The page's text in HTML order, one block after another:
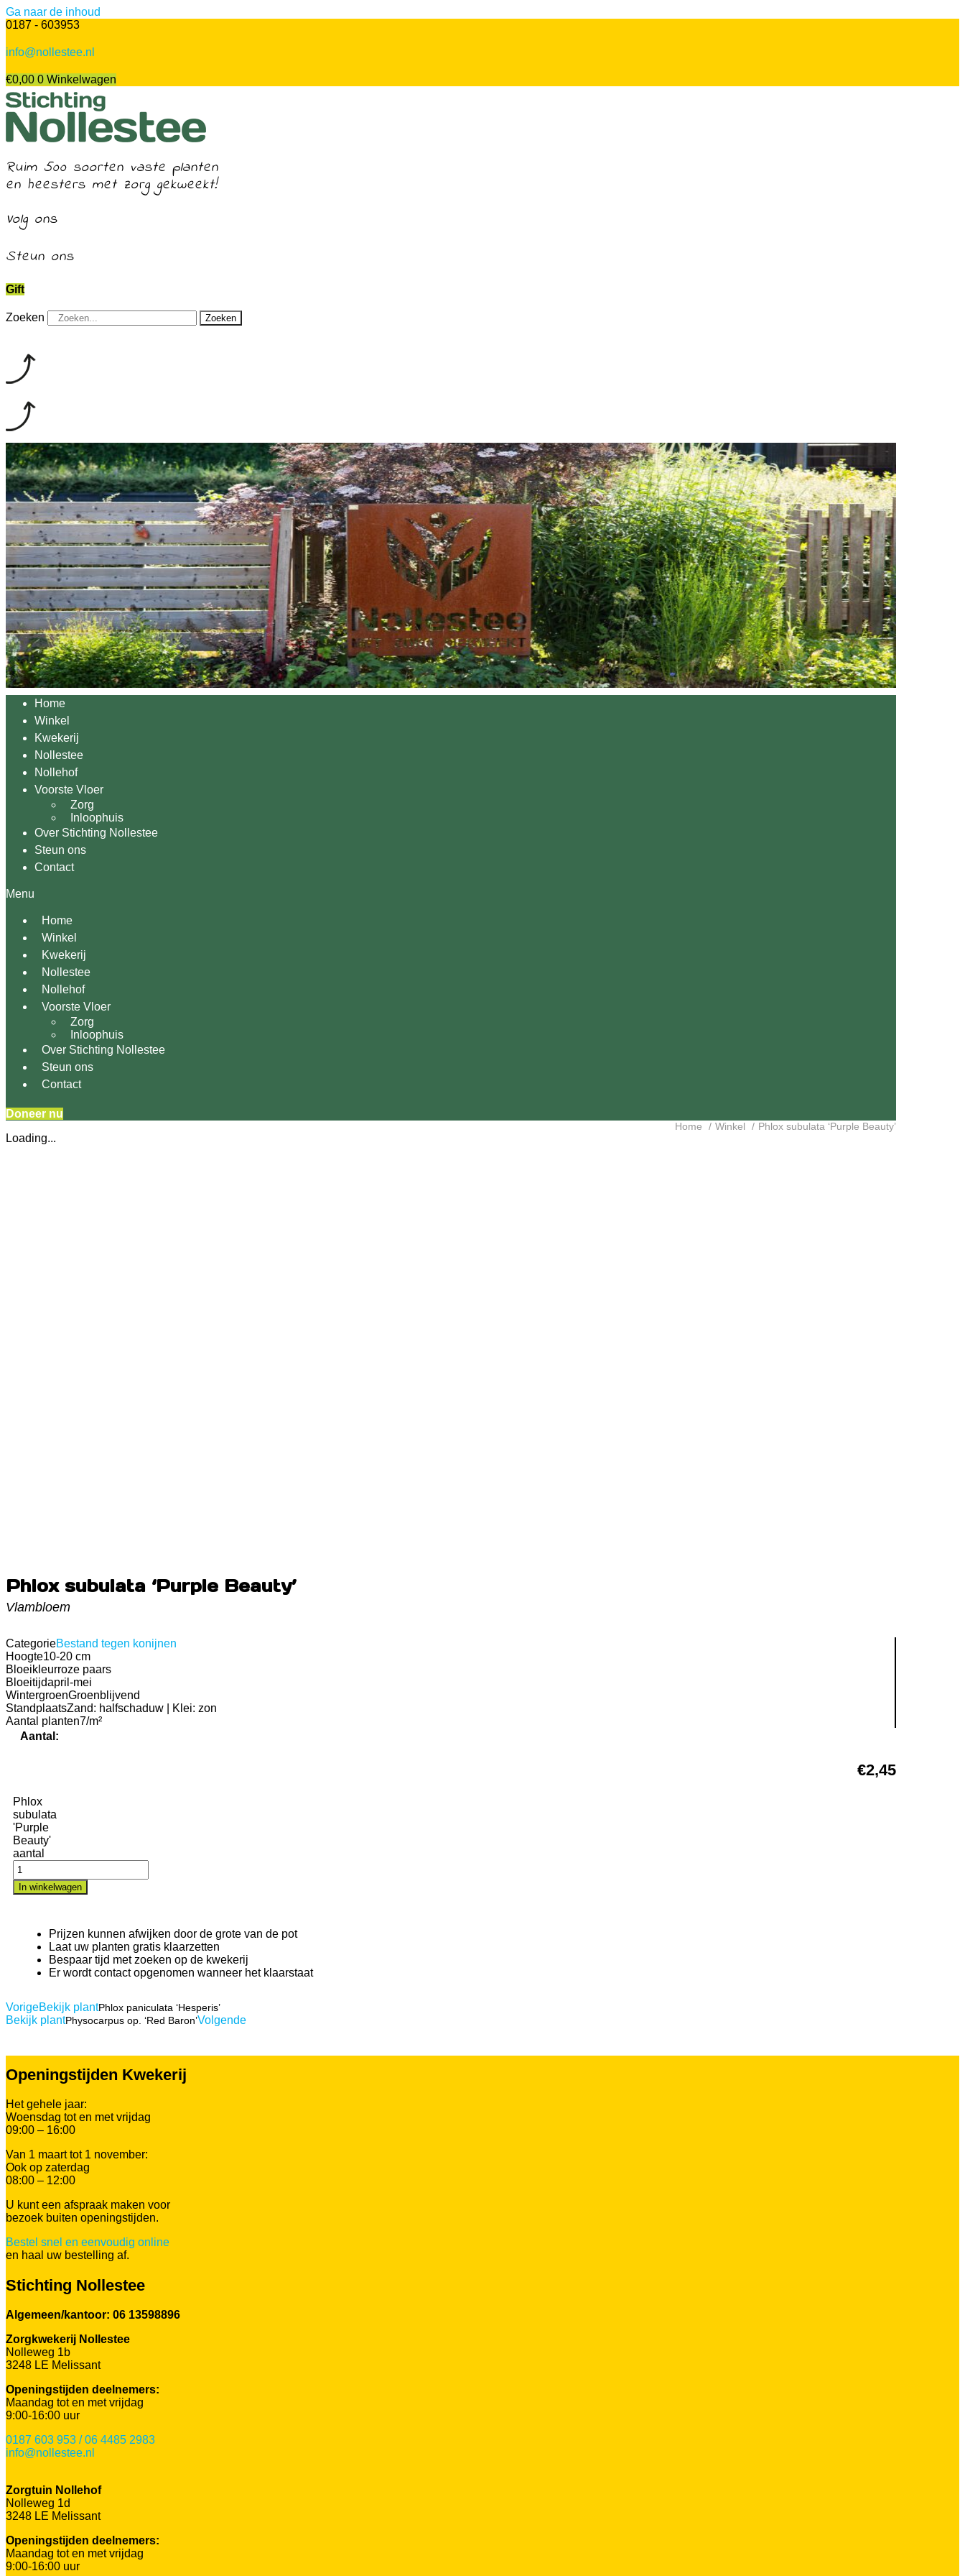
Ga naar de inhoud
0187 - 603953
info@nollestee.nl
€0,00 0 Winkelwagen
Ruim 500 soorten vaste planten
en heesters met zorg gekweekt!
Volg ons
Steun ons
Gift
Zoeken Zoeken
Home
Winkel
Kwekerij
Nollestee
Nollehof
Voorste Vloer
Zorg
Inloophuis
Over Stichting Nollestee
Steun ons
Contact
Menu
Home
Winkel
Kwekerij
Nollestee
Nollehof
Voorste Vloer
Zorg
Inloophuis
Over Stichting Nollestee
Steun ons
Contact
Doneer nu
Home Winkel Phlox subulata ‘Purple Beauty’
Loading...
Phlox subulata ‘Purple Beauty’
Vlambloem
CategorieBestand tegen konijnen
Hoogte10-20 cm
Bloeikleurroze paars
Bloeitijdapril-mei
WintergroenGroenblijvend
StandplaatsZand: halfschaduw | Klei: zon
Aantal planten7/m²
Aantal:
€2,45
Phlox
subulata
'Purple
Beauty'
aantal
In winkelwagen
Prijzen kunnen afwijken door de grote van de pot
Laat uw planten gratis klaarzetten
Bespaar tijd met zoeken op de kwekerij
Er wordt contact opgenomen wanneer het klaarstaat
VorigeBekijk plantPhlox paniculata ‘Hesperis’
Bekijk plantPhysocarpus op. ‘Red Baron’Volgende
Openingstijden Kwekerij
Het gehele jaar:
Woensdag tot en met vrijdag
09:00 – 16:00
Van 1 maart tot 1 november:
Ook op zaterdag
08:00 – 12:00
U kunt een afspraak maken voor
bezoek buiten openingstijden.
Bestel snel en eenvoudig online
en haal uw bestelling af.
Stichting Nollestee
Algemeen/kantoor: 06 13598896
Zorgkwekerij Nollestee
Nolleweg 1b
3248 LE Melissant
Openingstijden deelnemers:
Maandag tot en met vrijdag
9:00-16:00 uur
0187 603 953 / 06 4485 2983
info@nollestee.nl
Zorgtuin Nollehof
Nolleweg 1d
3248 LE Melissant
Openingstijden deelnemers:
Maandag tot en met vrijdag
9:00-16:00 uur